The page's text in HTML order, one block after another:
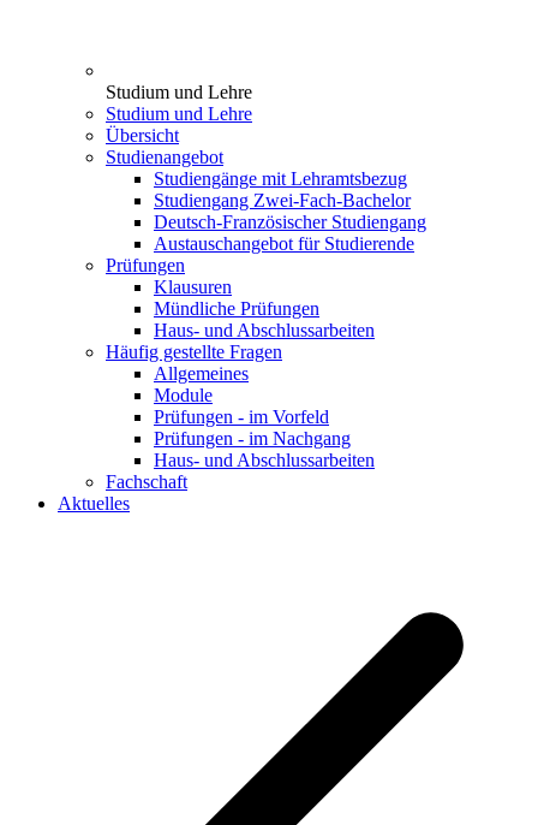
Studium und Lehre
Studium und Lehre
Übersicht
Studienangebot
Studiengänge mit Lehramtsbezug
Studiengang Zwei-Fach-Bachelor
Deutsch-Französischer Studiengang
Austauschangebot für Studierende
Prüfungen
Klausuren
Mündliche Prüfungen
Haus- und Abschlussarbeiten
Häufig gestellte Fragen
Allgemeines
Module
Prüfungen - im Vorfeld
Prüfungen - im Nachgang
Haus- und Abschlussarbeiten
Fachschaft
Aktuelles